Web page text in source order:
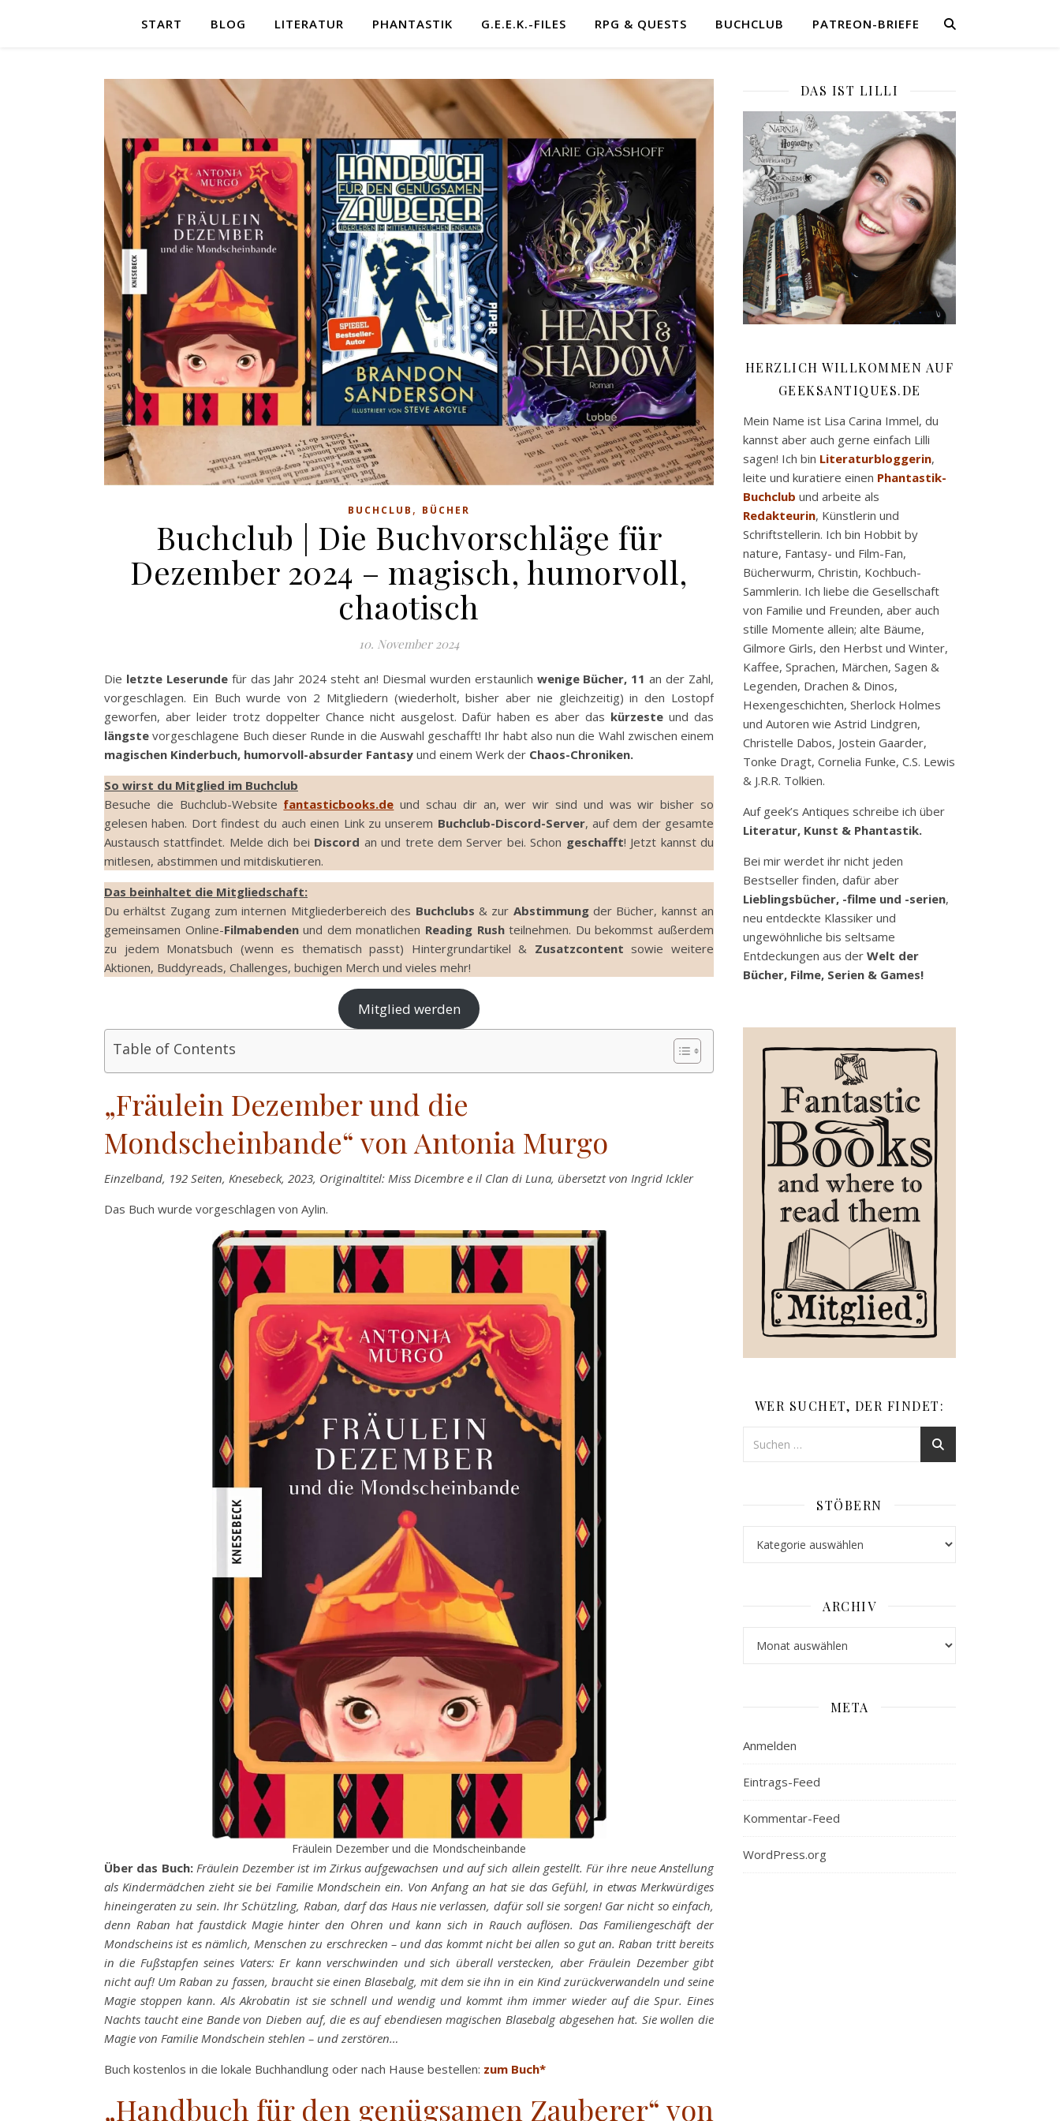
START BLOG LITERATUR PHANTASTIK G.E.E.K.-FILES RPG & QUESTS BUCHCLUB PATREON-BRIEFE
BUCHCLUB , BÜCHER
Buchclub | Die Buchvorschläge für
Dezember 2024 – magisch, humorvoll,
chaotisch
10. November 2024
Die letzte Leserundefür das Jahr 2024 steht an! Diesmal wurden erstaunlich wenige Bücher, 11an der Zahl,
vorgeschlagen. Ein Buch wurde von 2 Mitgliedern (wiederholt, bisher aber nie gleichzeitig) in den Lostopf
geworfen, aber leider trotz doppelter Chance nicht ausgelost. Dafür haben es aber das kürzeste und das
längste vorgeschlagene Buch dieser Runde in die Auswahl geschafft! Ihr habt also nun die Wahl zwischen einem
magischen Kinderbuch, humorvoll-absurder Fantasy und einem Werk der Chaos-Chroniken.
So wirst du Mitglied im Buchclub
Besuche die Buchclub-Website fantasticbooks.de und schau dir an, wer wir sind und was wir bisher so
gelesen haben. Dort findest du auch einen Link zu unserem Buchclub-Discord-Server, auf dem der gesamte
Austausch stattfindet. Melde dich bei Discord an und trete dem Server bei. Schon geschafft! Jetzt kannst du
mitlesen, abstimmen und mitdiskutieren.
Das beinhaltet die Mitgliedschaft:
Du erhältst Zugang zum internen Mitgliederbereich des Buchclubs & zur Abstimmungder Bücher, kannst an
gemeinsamen Online-Filmabendenund dem monatlichen Reading Rushteilnehmen. Du bekommst außerdem
zu jedem Monatsbuch (wenn es thematisch passt) Hintergrundartikel & Zusatzcontent sowie weitere
Aktionen, Buddyreads, Challenges, buchigen Merch und vieles mehr!
Mitglied werden
Table of Contents
„Fräulein Dezember und die
Mondscheinbande“ von Antonia Murgo
Einzelband, 192 Seiten, Knesebeck, 2023, Originaltitel: Miss Dicembre e il Clan di Luna, übersetzt von Ingrid Ickler
Das Buch wurde vorgeschlagen von Aylin.
Fräulein Dezember und die Mondscheinbande
Über das Buch: Fräulein Dezember ist im Zirkus aufgewachsen und auf sich allein gestellt. Für ihre neue Anstellung
als Kindermädchen zieht sie bei Familie Mondschein ein. Von Anfang an hat sie das Gefühl, in etwas Merkwürdiges
hineingeraten zu sein. Ihr Schützling, Raban, darf das Haus nie verlassen, dafür soll sie sorgen! Gar nicht so einfach,
denn Raban hat faustdick Magie hinter den Ohren und kann sich in Rauch auflösen. Das Familiengeschäft der
Mondscheins ist es nämlich, Menschen zu erschrecken – und das kommt nicht bei allen so gut an. Raban tritt bereits
in die Fußstapfen seines Vaters: Er kann verschwinden und sich überall verstecken, aber Fräulein Dezember gibt
nicht auf! Um Raban zu fassen, braucht sie einen Blasebalg, mit dem sie ihn in ein Kind zurückverwandeln und seine
Magie stoppen kann. Als Akrobatin ist sie schnell und wendig und kommt ihm immer wieder auf die Spur. Eines
Nachts taucht eine Bande von Dieben auf, die es auf ebendiesen magischen Blasebalg abgesehen hat. Sie wollen die
Magie von Familie Mondschein stehlen – und zerstören…
Buch kostenlos in die lokale Buchhandlung oder nach Hause bestellen: zum Buch*
„Handbuch für den genügsamen Zauberer“ von
DAS IST LILLI
HERZLICH WILLKOMMEN AUF
GEEKSANTIQUES.DE
Mein Name ist Lisa Carina Immel, du
kannst aber auch gerne einfach Lilli
sagen! Ich bin Literaturbloggerin,
leite und kuratiere einen Phantastik-
Buchclub und arbeite als
Redakteurin, Künstlerin und
Schriftstellerin. Ich bin Hobbit by
nature, Fantasy- und Film-Fan,
Bücherwurm, Christin, Kochbuch-
Sammlerin. Ich liebe die Gesellschaft
von Familie und Freunden, aber auch
stille Momente allein; alte Bäume,
Gilmore Girls, den Herbst und Winter,
Kaffee, Sprachen, Märchen, Sagen &
Legenden, Drachen & Dinos,
Hexengeschichten, Sherlock Holmes
und Autoren wie Astrid Lindgren,
Christelle Dabos, Jostein Gaarder,
Tonke Dragt, Cornelia Funke, C.S. Lewis
& J.R.R. Tolkien.
Auf geek’s Antiques schreibe ich über
Literatur, Kunst & Phantastik.
Bei mir werdet ihr nicht jeden
Bestseller finden, dafür aber
Lieblingsbücher, -filme und -serien,
neu entdeckte Klassiker und
ungewöhnliche bis seltsame
Entdeckungen aus der Welt der
Bücher, Filme, Serien & Games!
WER SUCHET, DER FINDET:
STÖBERN
ARCHIV
META
Anmelden
Eintrags-Feed
Kommentar-Feed
WordPress.org